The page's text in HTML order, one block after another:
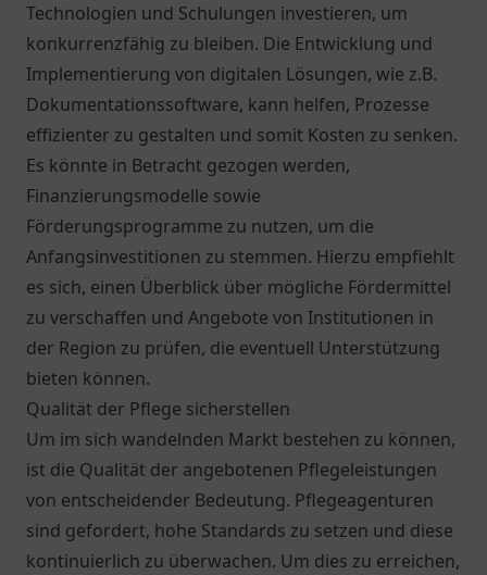
Technologien und Schulungen investieren, um
konkurrenzfähig zu bleiben. Die Entwicklung und
Implementierung von digitalen Lösungen, wie z.B.
Dokumentationssoftware, kann helfen, Prozesse
effizienter zu gestalten und somit Kosten zu senken.
Es könnte in Betracht gezogen werden,
Finanzierungsmodelle sowie
Förderungsprogramme zu nutzen, um die
Anfangsinvestitionen zu stemmen. Hierzu empfiehlt
es sich, einen Überblick über mögliche Fördermittel
zu verschaffen und Angebote von Institutionen in
der Region zu prüfen, die eventuell Unterstützung
bieten können.
Qualität der Pflege sicherstellen
Um im sich wandelnden Markt bestehen zu können,
ist die Qualität der angebotenen Pflegeleistungen
von entscheidender Bedeutung. Pflegeagenturen
sind gefordert, hohe Standards zu setzen und diese
kontinuierlich zu überwachen. Um dies zu erreichen,